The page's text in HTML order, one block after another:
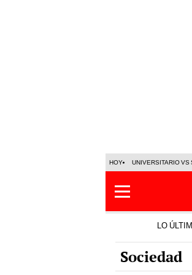
HOY UNIVERSITARIO VS
LO
Sociedad